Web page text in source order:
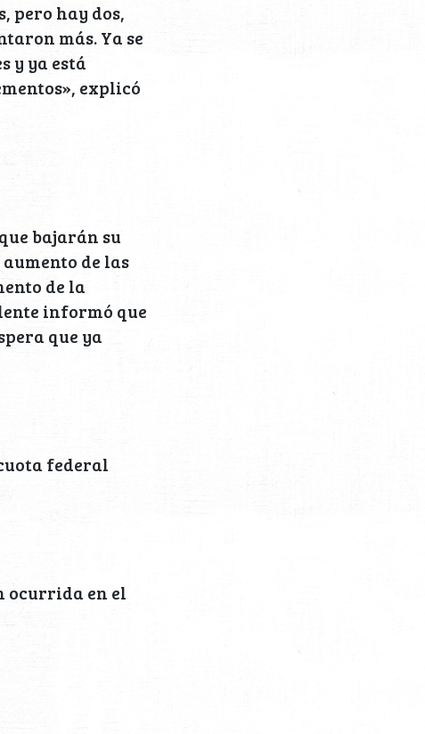
pero hay dos,
más. Ya se
y ya está
explicó
bajarán su
de las
de la
informó que
que ya
federal
ocurrida en el